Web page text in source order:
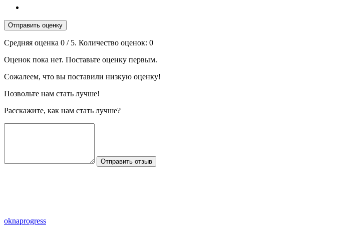
Отправить оценку
Средняя оценка 0 / 5. Количество оценок: 0
Оценок пока нет. Поставьте оценку первым.
Сожалеем, что вы поставили низкую оценку!
Позвольте нам стать лучше!
Расскажите, как нам стать лучше?
Отправить отзыв
oknaprogress